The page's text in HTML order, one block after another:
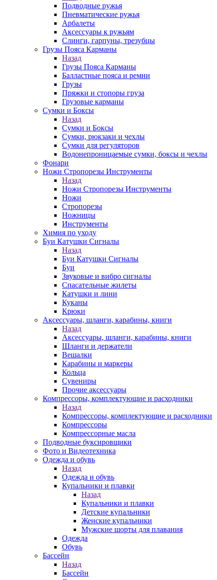
Подводные ружья
Пневматические ружья
Арбалеты
Аксессуары к ружьям
Слинги, гарпуны, трезубцы
Грузы Пояса Карманы
Назад
Грузы Пояса Карманы
Балластные пояса и ремни
Грузы
Пряжки и стопоры груза
Грузовые карманы
Сумки и Боксы
Назад
Сумки и Боксы
Сумки, рюкзаки и чехлы
Сумки для регуляторов
Водонепроницаемые сумки, боксы и чехлы
Фонари
Ножи Стропорезы Инструменты
Назад
Ножи Стропорезы Инструменты
Ножи
Стропорезы
Ножницы
Инструменты
Химия по уходу
Буи Катушки Сигналы
Назад
Буи Катушки Сигналы
Буи
Звуковые и вибро сигналы
Спасательные жилеты
Катушки и лини
Куканы
Крюки
Аксессуары, шланги, карабины, книги
Назад
Аксессуары, шланги, карабины, книги
Шланги и держатели
Вешалки
Карабины и маркеры
Кольца
Сувениры
Прочие аксессуары
Компрессоры, комплектующие и расходники
Назад
Компрессоры, комплектующие и расходники
Компрессоры
Компрессорные масла
Подводные буксировщики
Фото и Видеотехника
Одежда и обувь
Назад
Одежда и обувь
Купальники и плавки
Назад
Купальники и плавки
Детские купальники
Женские купальники
Мужские шорты для плавания
Одежда
Обувь
Бассейн
Назад
Бассейн